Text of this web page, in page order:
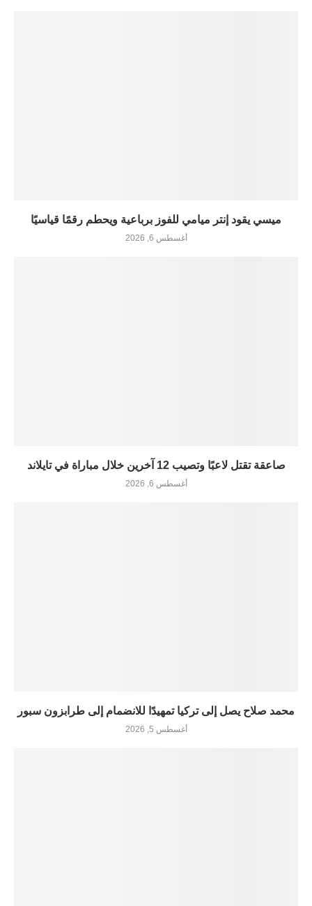
ميسي يقود إنتر ميامي للفوز برباعية ويحطم رقمًا قياسيًا
أغسطس 6, 2026
صاعقة تقتل لاعبًا وتصيب 12 آخرين خلال مباراة في تايلاند
أغسطس 6, 2026
محمد صلاح يصل إلى تركيا تمهيدًا للانضمام إلى طرابزون سبور
أغسطس 5, 2026